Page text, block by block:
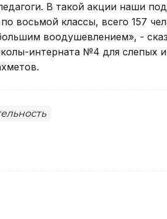
В такой акции наши
восьмой классы, всего 157
воодушевлением», -
интерната №4 для слепых